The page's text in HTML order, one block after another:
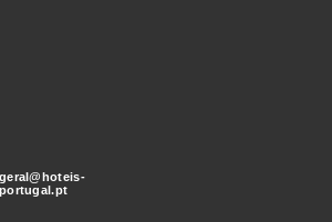
geral@hoteis-
portugal.pt